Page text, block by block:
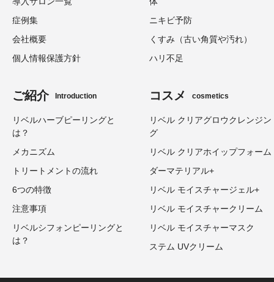
症例集
会社概要
個人情報保護方針
ニキビ予防
くすみ（古い角質や汚れ）
ハリ不足
ご紹介 Introduction
リベルハーブピーリングと
は？
メカニズム
トリートメントの流れ
6つの特徴
注意事項
リベルシフォンピーリングと
は？
コスメ cosmetics
リベル クリアグロウクレンジン
グ
リベル クリアホイップフォーム
ダーマテリアル+
リベル モイスチャージェル+
リベル モイスチャークリーム
リベル モイスチャーマスク
ステム UVクリーム